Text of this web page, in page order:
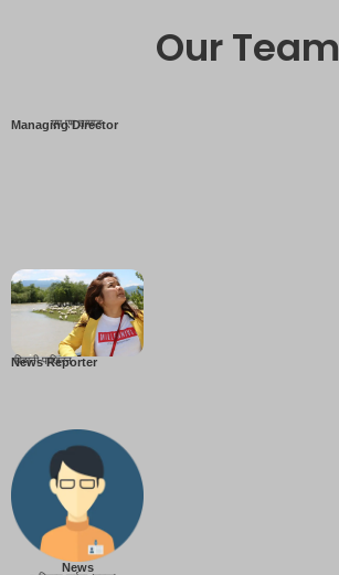
Our Team
Managing Director
एम एम तामाङ
News Reporter
बिहानी पाख्रिन
News